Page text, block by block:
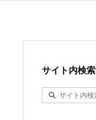
サイト内検索